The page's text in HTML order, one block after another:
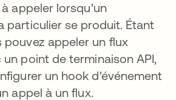
appeler lorsqu'un
particulier se produit. Étant
pouvez appeler un flux
point de terminaison API,
un hook d'événement
appel à un flux.